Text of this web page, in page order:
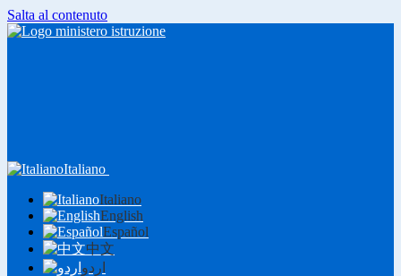
Salta al contenuto
Italiano
Italiano
English
Español
中文
اردو